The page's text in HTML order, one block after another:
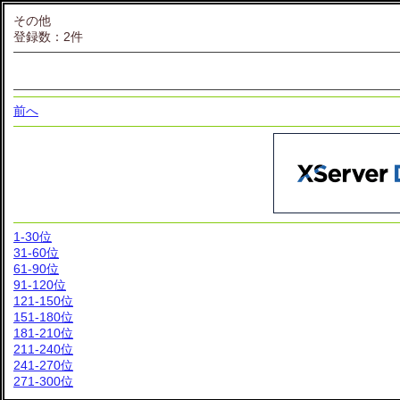
その他
登録数：2件
前へ
1-30位
31-60位
61-90位
91-120位
121-150位
151-180位
181-210位
211-240位
241-270位
271-300位